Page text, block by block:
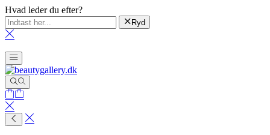
Hvad leder du efter?
Ryd